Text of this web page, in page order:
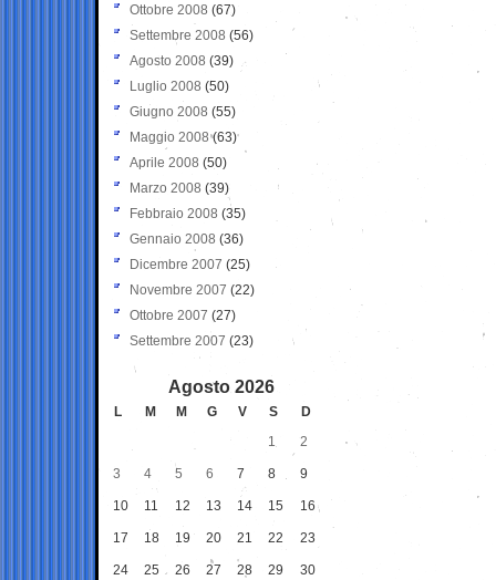
Ottobre 2008 (67)
Settembre 2008 (56)
Agosto 2008 (39)
Luglio 2008 (50)
Giugno 2008 (55)
Maggio 2008(63)
Aprile 2008 (50)
Marzo 2008 (39)
Febbraio 2008 (35)
Gennaio 2008 (36)
Dicembre 2007 (25)
Novembre 2007 (22)
Ottobre 2007 (27)
Settembre 2007 (23)
Agosto 2026
L M M G V S
D
1
2
3 4 5 6 7 8 9
10 11 12 13 14 15 16
17 18 19 20 21 22 23
24 25 26 27 28 29 30